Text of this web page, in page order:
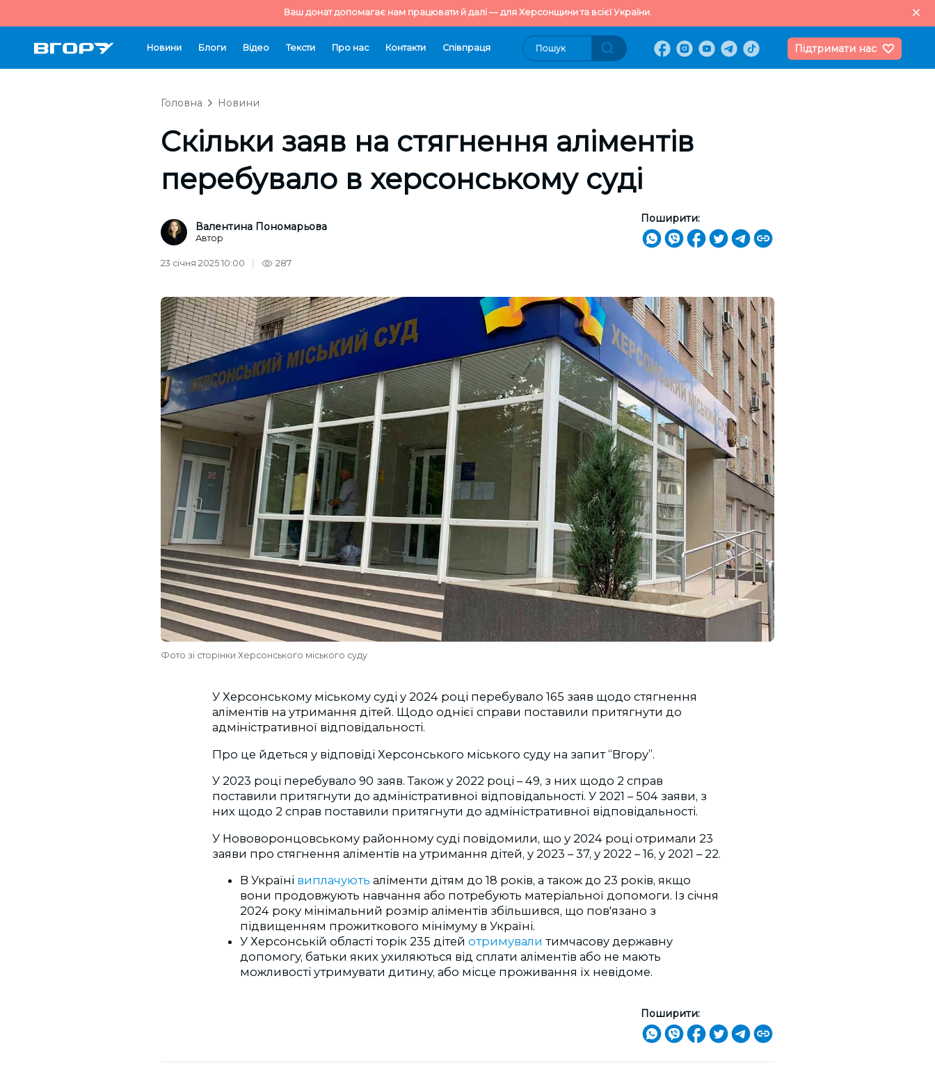
Ваш донат допомагає нам працювати й далі — для Херсонщини та всієї України.
Новини Блоги Відео Тексти Про нас Контакти Cпівпраця Підтримати нас
Головна Новини
Скільки заяв на стягнення аліментів
перебувало в херсонському суді
Валентина Пономарьова
Автор
Поширити:
23 січня 2025 10:00 287
Фото зі сторінки Херсонського міського суду
У Херсонському міському суді у 2024 році перебувало 165 заяв щодо стягнення
аліментів на утримання дітей. Щодо однієї справи поставили притягнути до
адміністративної відповідальності.
Про це йдеться у відповіді Херсонського міського суду на запит “Вгору”.
У 2023 році перебувало 90 заяв. Також у 2022 році – 49, з них щодо 2 справ
поставили притягнути до адміністративної відповідальності. У 2021 – 504 заяви, з
них щодо 2 справ поставили притягнути до адміністративної відповідальності.
У Нововоронцовському районному суді повідомили, що у 2024 році отримали 23
заяви про стягнення аліментів на утримання дітей, у 2023 – 37, у 2022 – 16, у 2021 – 22.
В Україні виплачують аліменти дітям до 18 років, а також до 23 років, якщо
вони продовжують навчання або потребують матеріальної допомоги. Із січня
2024 року мінімальний розмір аліментів збільшився, що пов'язано з
підвищенням прожиткового мінімуму в Україні.
У Херсонській області торік 235 дітей отримували тимчасову державну
допомогу, батьки яких ухиляються від сплати аліментів або не мають
можливості утримувати дитину, або місце проживання їх невідоме.
Поширити: